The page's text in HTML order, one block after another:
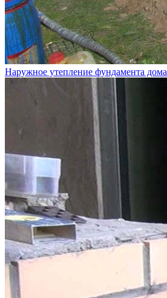
Наружное утепление фундамента дома